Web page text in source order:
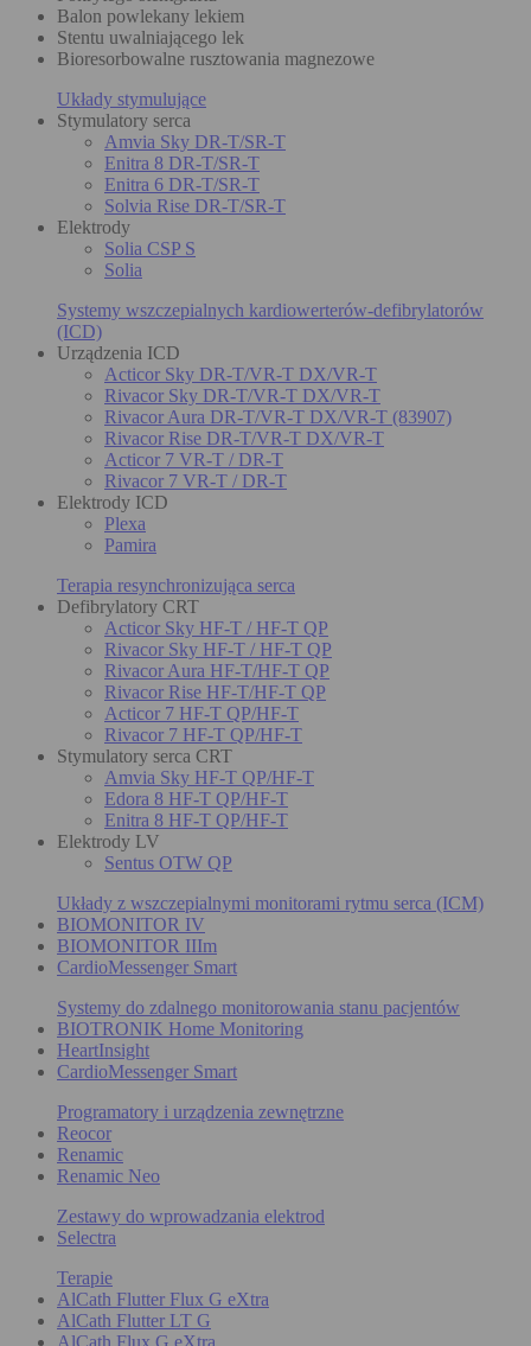
Balon powlekany lekiem
Stentu uwalniającego lek
Bioresorbowalne rusztowania magnezowe
Układy stymulujące
Stymulatory serca
Amvia Sky DR-T/SR-T
Enitra 8 DR-T/SR-T
Enitra 6 DR-T/SR-T
Solvia Rise DR-T/SR-T
Elektrody
Solia CSP S
Solia
Systemy wszczepialnych kardiowerterów-defibrylatorów
(ICD)
Urządzenia ICD
Acticor Sky DR-T/VR-T DX/VR-T
Rivacor Sky DR-T/VR-T DX/VR-T
Rivacor Aura DR-T/VR-T DX/VR-T (83907)
Rivacor Rise DR-T/VR-T DX/VR-T
Acticor 7 VR-T / DR-T
Rivacor 7 VR-T / DR-T
Elektrody ICD
Plexa
Pamira
Terapia resynchronizująca serca
Defibrylatory CRT
Acticor Sky HF-T / HF-T QP
Rivacor Sky HF-T / HF-T QP
Rivacor Aura HF-T/HF-T QP
Rivacor Rise HF-T/HF-T QP
Acticor 7 HF-T QP/HF-T
Rivacor 7 HF-T QP/HF-T
Stymulatory serca CRT
Amvia Sky HF-T QP/HF-T
Edora 8 HF-T QP/HF-T
Enitra 8 HF-T QP/HF-T
Elektrody LV
Sentus OTW QP
Układy z wszczepialnymi monitorami rytmu serca (ICM)
BIOMONITOR IV
BIOMONITOR IIIm
CardioMessenger Smart
Systemy do zdalnego monitorowania stanu pacjentów
BIOTRONIK Home Monitoring
HeartInsight
CardioMessenger Smart
Programatory i urządzenia zewnętrzne
Reocor
Renamic
Renamic Neo
Zestawy do wprowadzania elektrod
Selectra
Terapie
AlCath Flutter Flux G eXtra
AlCath Flutter LT G
AlCath Flux G eXtra